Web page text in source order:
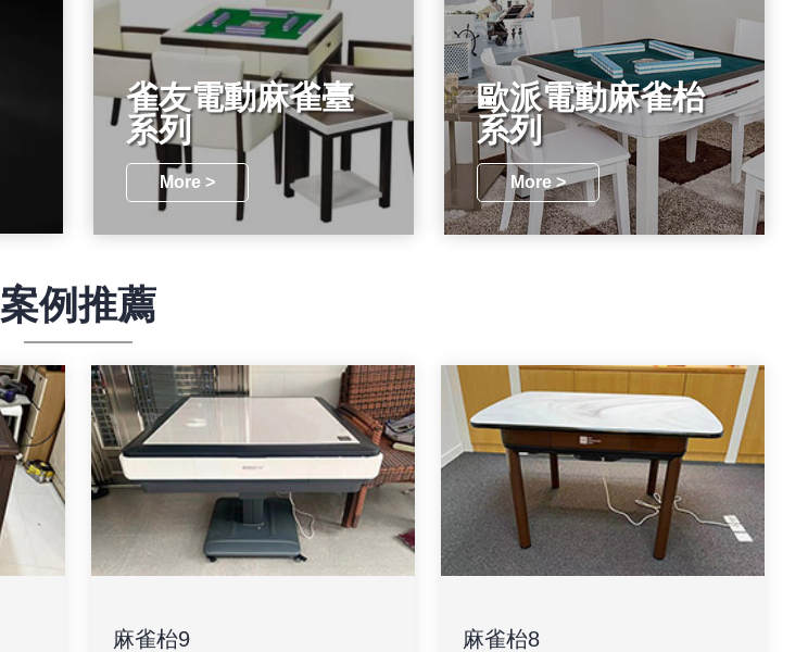
雀友電動麻雀臺
系列
More >
歐派電動麻雀枱
系列
More >
案例推薦
麻雀枱9 麻雀枱8